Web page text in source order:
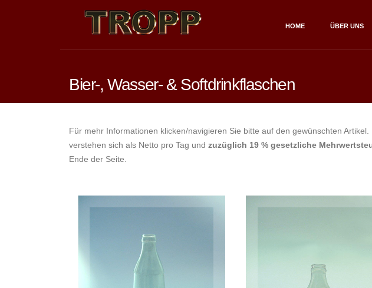
HOME ÜBER UNS
Bier-, Wasser- & Softdrinkflaschen
Für mehr Informationen klicken/navigieren Sie bitte auf den gewünschten
verstehen sich als Netto pro Tag und zuzüglich 19 % gesetzliche
Ende der Seite.